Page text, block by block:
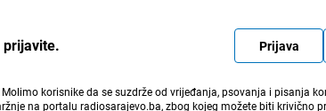
prijavite. Prijava
korisnike da se suzdrže od vrijeđanja, psovanja i pisanja
na portalu radiosarajevo.ba, zbog kojeg možete biti krivično